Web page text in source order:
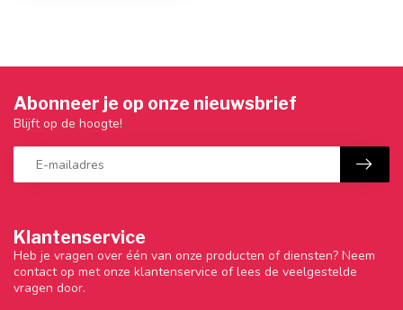
Klantenservice
Heb je vragen over één van onze producten of diensten? Neem
contact op met onze klantenservice of lees de veelgestelde
vragen door.
Abonneer je op onze nieuwsbrief
Blijft op de hoogte!